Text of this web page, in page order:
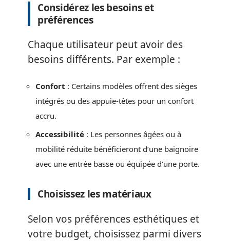
Considérez les besoins et
préférences
Chaque utilisateur peut avoir des
besoins différents. Par exemple :
Confort : Certains modèles offrent des sièges
intégrés ou des appuie-têtes pour un confort
accru.
Accessibilité : Les personnes âgées ou à
mobilité réduite bénéficieront d’une baignoire
avec une entrée basse ou équipée d’une porte.
Choisissez les matériaux
Selon vos préférences esthétiques et
votre budget, choisissez parmi divers